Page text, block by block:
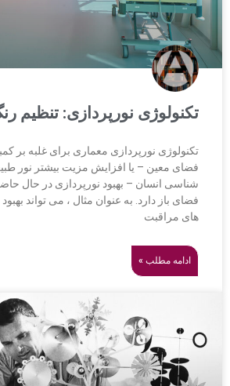
تکنولوژی نورپردازی: تنظیم
تکنولوژی نورپردازی معماری برای غلبه بر
فضای معین – یا افزایش مزیت بیشتر نور
شناسی انسان – بهبود نورپردازی در حال حاضر
فضای باز دارد. به عنوان مثال ، می تواند بهبود
های مراقبت
ادامه مطلب »